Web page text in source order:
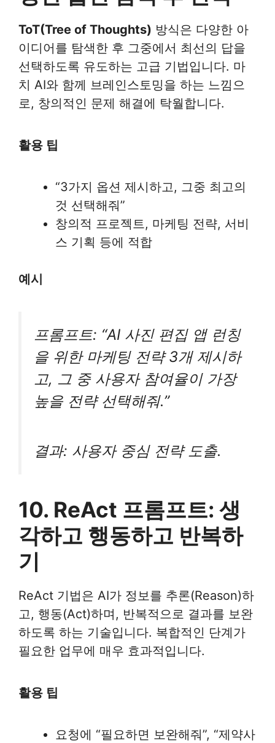
ToT(Tree of Thoughts) 방식은 다양한 아
이디어를 탐색한 후 그중에서 최선의 답을
선택하도록 유도하는 고급 기법입니다. 마
치 AI와 함께 브레인스토밍을 하는 느낌으
로, 창의적인 문제 해결에 탁월합니다.
활용 팁
“3가지 옵션 제시하고, 그중 최고의
것 선택해줘”
창의적 프로젝트, 마케팅 전략, 서비
스 기획 등에 적합
예시
프롬프트: “AI 사진 편집 앱 런칭
을 위한 마케팅 전략 3개 제시하
고, 그 중 사용자 참여율이 가장
높을 전략 선택해줘.”
결과: 사용자 중심 전략 도출.
10. ReAct 프롬프트: 생
각하고 행동하고 반복하
기
ReAct 기법은 AI가 정보를 추론(Reason)하
고, 행동(Act)하며, 반복적으로 결과를 보완
하도록 하는 기술입니다. 복합적인 단계가
필요한 업무에 매우 효과적입니다.
활용 팁
요청에 “필요하면 보완해줘”, “제약사